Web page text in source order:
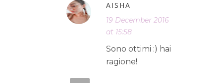
AISHA
19 December 2016
at 15:58
Sono ottimi :) hai
ragione!